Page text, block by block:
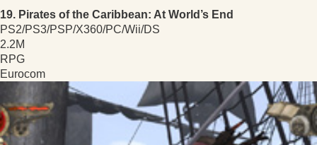
19. Pirates of the Caribbean: At World’s End
PS2/PS3/PSP/X360/PC/Wii/DS
2.2M
RPG
Eurocom